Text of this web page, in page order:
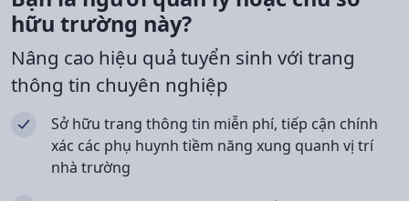
hữu trường này?
Nâng cao hiệu quả tuyển sinh với trang
thông tin chuyên nghiệp
Sở hữu trang thông tin miễn phí, tiếp cận chính
xác các phụ huynh tiềm năng xung quanh vị trí
nhà trường